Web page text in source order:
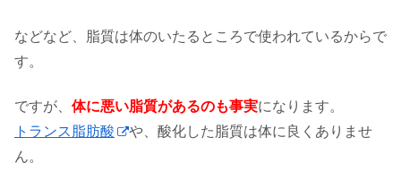
などなど、脂質は体のいたるところで使われているからで
す。
ですが、 体に悪い脂質があるのも事実になります。
トランス脂肪酸
や、酸化した脂質は体に良くありませ
ん。